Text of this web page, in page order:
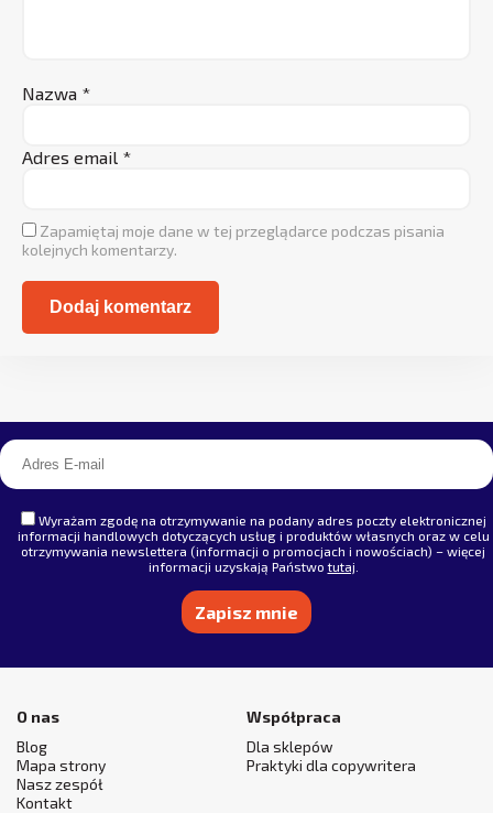
Nazwa *
Adres email *
Zapamiętaj moje dane w tej przeglądarce podczas pisania
kolejnych komentarzy.
Wyrażam zgodę na otrzymywanie na podany adres poczty elektronicznej
informacji handlowych dotyczących usług i produktów własnych oraz w celu
otrzymywania newslettera (informacji o promocjach i nowościach) – więcej
informacji uzyskają Państwotutaj
O nas
Blog
Mapa strony
Nasz zespół
Kontakt
Współpraca
Dla sklepów
Praktyki dla copywritera